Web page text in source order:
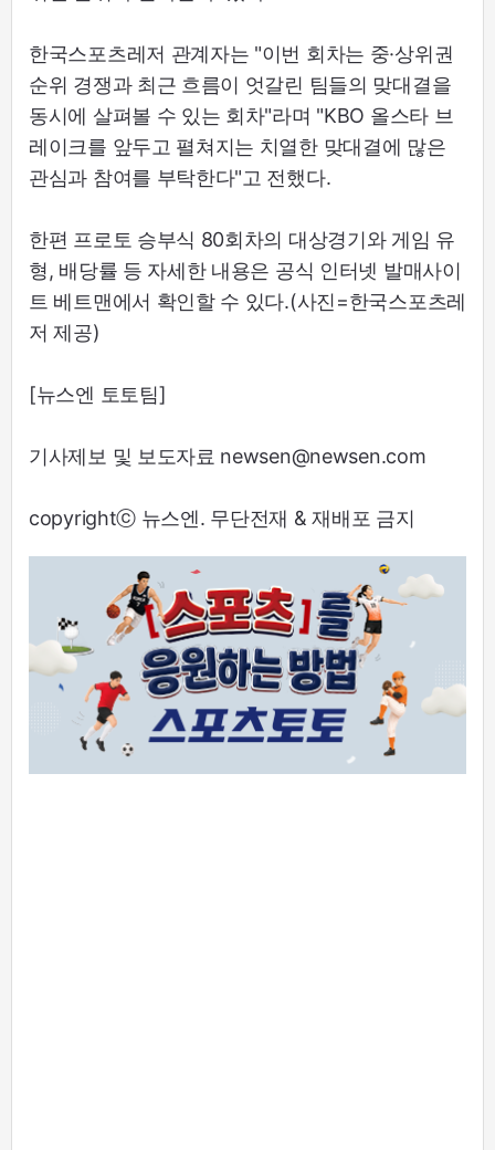
한국스포츠레저 관계자는 "이번 회차는 중·상위권
순위 경쟁과 최근 흐름이 엇갈린 팀들의 맞대결을
동시에 살펴볼 수 있는 회차"라며 "KBO 올스타 브
레이크를 앞두고 펼쳐지는 치열한 맞대결에 많은
관심과 참여를 부탁한다"고 전했다.
한편 프로토 승부식 80회차의 대상경기와 게임 유
형, 배당률 등 자세한 내용은 공식 인터넷 발매사이
트 베트맨에서 확인할 수 있다.(사진=한국스포츠레
저 제공)
[뉴스엔 토토팀]
기사제보 및 보도자료 newsen@newsen.com
copyrightⓒ 뉴스엔. 무단전재 & 재배포 금지